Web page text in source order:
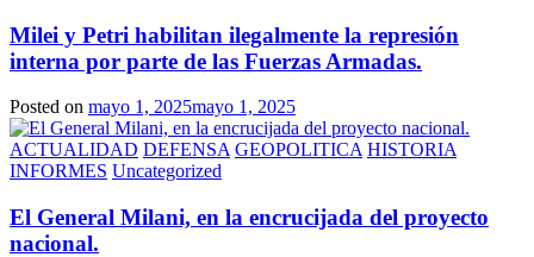
Milei y Petri habilitan ilegalmente la represión
interna por parte de las Fuerzas Armadas.
Posted on mayo 1, 2025mayo 1, 2025
ACTUALIDAD DEFENSA GEOPOLITICA HISTORIA
INFORMES Uncategorized
El General Milani, en la encrucijada del proyecto
nacional.